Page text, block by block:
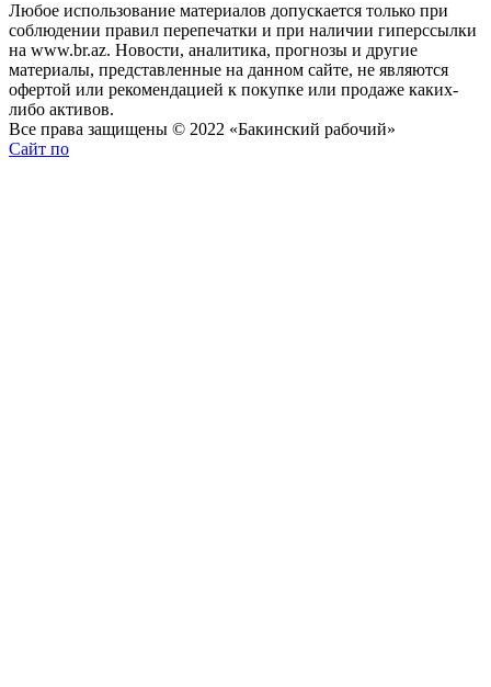
Любое использование материалов допускается только при
соблюдении правил перепечатки и при наличии гиперссылки
на www.br.az. Новости, аналитика, прогнозы и другие
материалы, представленные на данном сайте, не являются
офертой или рекомендацией к покупке или продаже каких-
либо активов.
Все права защищены © 2022 «Бакинский рабочий»
Сайт по